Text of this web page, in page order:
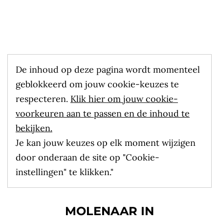
De inhoud op deze pagina wordt momenteel
geblokkeerd om jouw cookie-keuzes te
respecteren. Klik hier om jouw cookie-
voorkeuren aan te passen en de inhoud te
bekijken.
Je kan jouw keuzes op elk moment wijzigen
door onderaan de site op "Cookie-
instellingen" te klikken."
MOLENAAR IN